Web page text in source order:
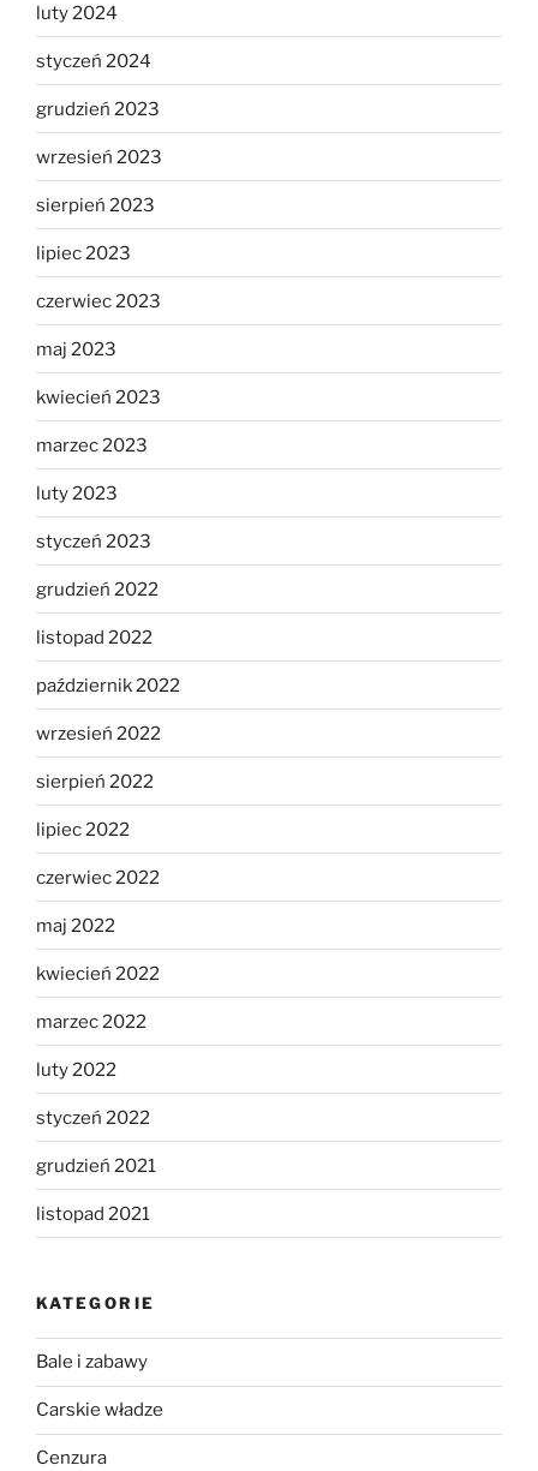
luty 2024
styczeń 2024
grudzień 2023
wrzesień 2023
sierpień 2023
lipiec 2023
czerwiec 2023
maj 2023
kwiecień 2023
marzec 2023
luty 2023
styczeń 2023
grudzień 2022
listopad 2022
październik 2022
wrzesień 2022
sierpień 2022
lipiec 2022
czerwiec 2022
maj 2022
kwiecień 2022
marzec 2022
luty 2022
styczeń 2022
grudzień 2021
listopad 2021
KATEGORIE
Bale i zabawy
Carskie władze
Cenzura